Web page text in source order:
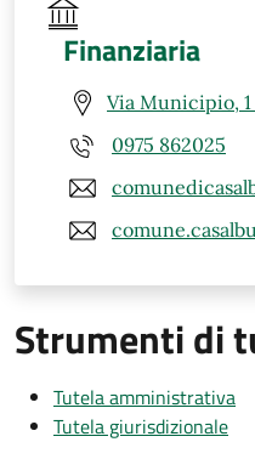
Finanziaria
Via Municipio,
0975 862025
Strumenti di
Tutela amministrativa
Tutela giurisdizionale